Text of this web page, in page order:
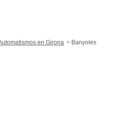
en Girona Banyoles